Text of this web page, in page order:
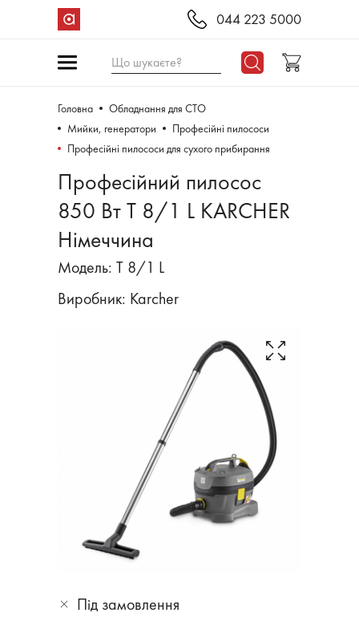
044 223 5000
Що шукаєте?
Головна
Обладнання для СТО
Мийки, генератори
Професійні пилососи
Професійні пилососи для сухого прибирання
Професійний пилосос
850 Вт T 8/1 L KARCHER
Німеччина
Модель: T 8/1 L
Виробник: Karcher
Під замовлення